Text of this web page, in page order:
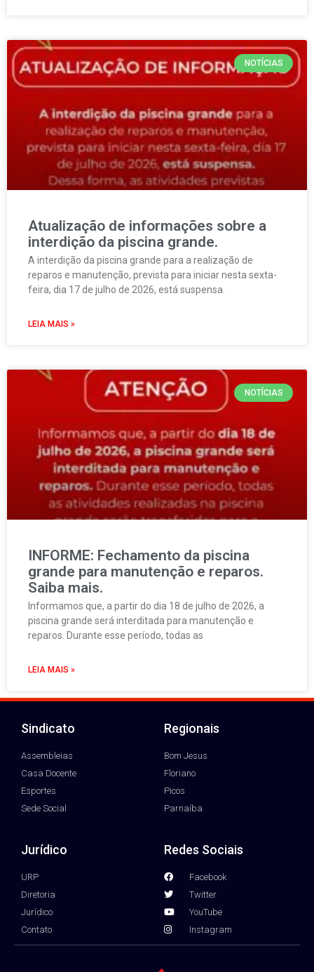
NOTÍCIAS
Atualização de informações sobre a
interdição da piscina grande.
A interdição da piscina grande para a realização de
reparos e manutenção, prevista para iniciar nesta sexta-
feira, dia 17 de julho de 2026, está suspensa.
LEIA MAIS »
NOTÍCIAS
INFORME: Fechamento da piscina
grande para manutenção e reparos.
Saiba mais.
Informamos que, a partir do dia 18 de julho de 2026, a
piscina grande será interditada para manutenção e
reparos. Durante esse período, todas as
LEIA MAIS »
Sindicato
Assembleias
Casa Docente
Esportes
Sede Social
Regionais
Bom Jesus
Floriano
Picos
Parnaíba
Jurídico
URP
Diretoria
Jurídico
Contato
Redes Sociais
Facebook
Twitter
YouTube
Instagram